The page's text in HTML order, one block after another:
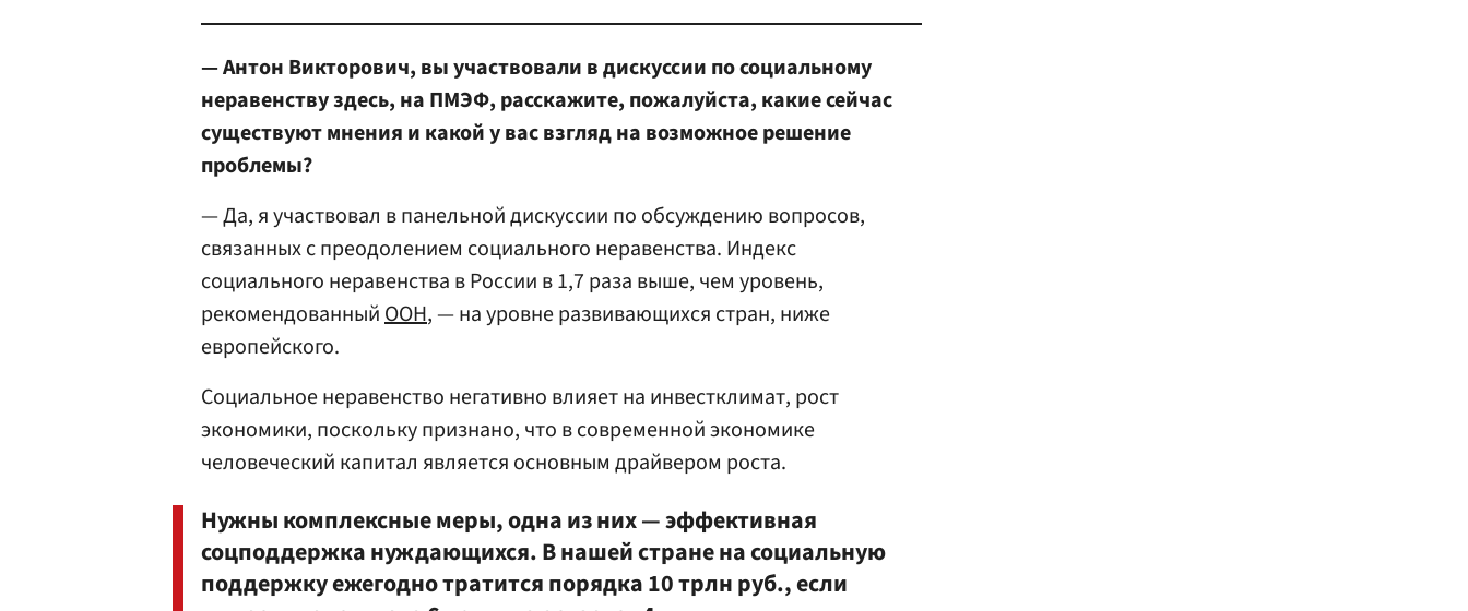
— Антон Викторович, вы участвовали в дискуссии по социальному
неравенству здесь, на ПМЭФ, расскажите, пожалуйста, какие сейчас
существуют мнения и какой у вас взгляд на возможное решение
проблемы?
— Да, я участвовал в панельной дискуссии по обсуждению вопросов,
связанных с преодолением социального неравенства. Индекс
социального неравенства в России в 1,7 раза выше, чем уровень,
рекомендованныйООН, — на уровне развивающихся стран, ниже
европейского.
Социальное неравенство негативно влияет на инвестклимат, рост
экономики, поскольку признано, что в современной экономике
человеческий капитал является основным драйвером роста.
Нужны комплексные меры, одна из них — эффективная
соцподдержка нуждающихся. В нашей стране на социальную
поддержку ежегодно тратится порядка 10 трлн руб., если